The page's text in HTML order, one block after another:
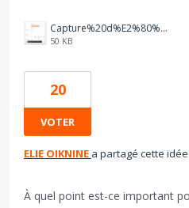
Capture%20d%E2%80%99%C3%A9cran%202025-08-18%20110717.png
50 KB
20
VOTER
ELIE OIKNINE a partagé cette idée
À quel point est-ce important